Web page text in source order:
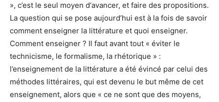
», c’est le seul moyen d‘avancer, et faire des propositions.
La question qui se pose aujourd’hui est à la fois de savoir
comment enseigner la littérature et quoi enseigner.
Comment enseigner ? Il faut avant tout « éviter le
technicisme, le formalisme, la rhétorique » :
l’enseignement de la littérature a été évincé par celui des
méthodes littéraires, qui est devenu le but même de cet
enseignement, alors que « ce ne sont que des moyens,